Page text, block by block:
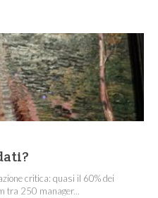
critica: quasi il 60% dei
tra 250 manager...